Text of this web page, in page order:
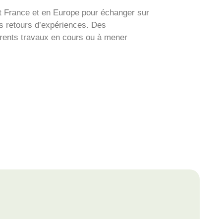
et en Europe pour échanger sur
d’expériences. Des
travaux en cours ou à mener